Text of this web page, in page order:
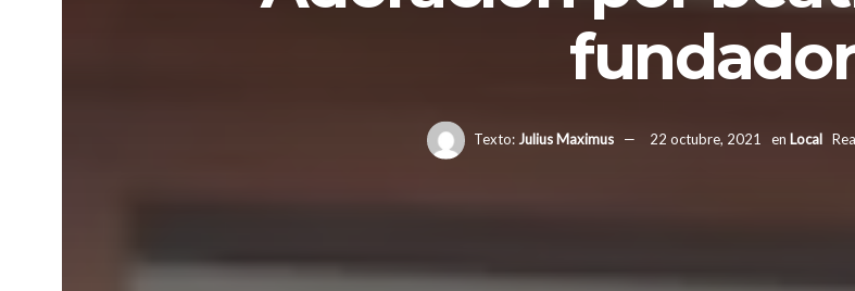
Texto: Julius Maximus 22 octubre, 2021 en Local